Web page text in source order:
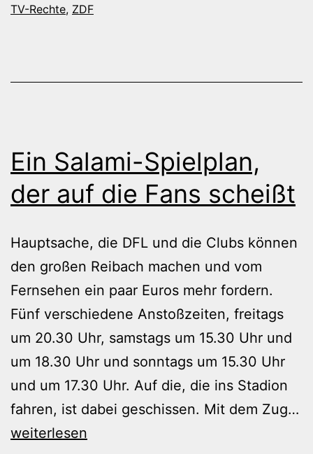
ZDF
TV-Rechte, ZDF
Ein Salami-Spielplan,
der auf die Fans scheißt
Hauptsache, die DFL und die Clubs können
den großen Reibach machen und vom
Fernsehen ein paar Euros mehr fordern.
Fünf verschiedene Anstoßzeiten, freitags
um 20.30 Uhr, samstags um 15.30 Uhr und
um 18.30 Uhr und sonntags um 15.30 Uhr
und um 17.30 Uhr. Auf die, die ins Stadion
fahren, ist dabei geschissen. Mit dem Zug…
Ein
weiterlesen